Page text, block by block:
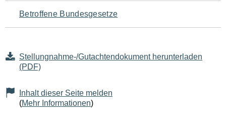
Seiteninhalt
Betroffene Bundesgesetze
Stellungnahme-/Gutachtendokument herunterladen
(PDF)
Inhalt dieser Seite melden
(Mehr Informationen)